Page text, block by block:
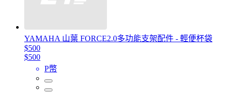
YAMAHA 山葉 FORCE2.0多功能支架配件 - 輕便杯袋
$500
$500
P幣